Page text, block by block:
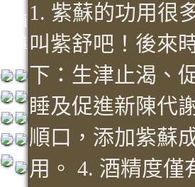
烈洒
箱購
1. 紫蘇的功用很
叫紫舒吧！後來
下：生津止渴、
睡及促進新陳代
順口，添加紫蘇
用。 4. 酒精度僅